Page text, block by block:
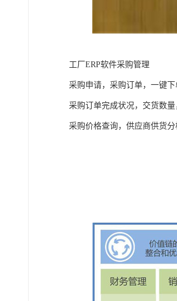
工厂ERP软件采购管理
采购申请，采购订单，一键
采购订单完成状况，交货数
采购价格查询，供应商供货